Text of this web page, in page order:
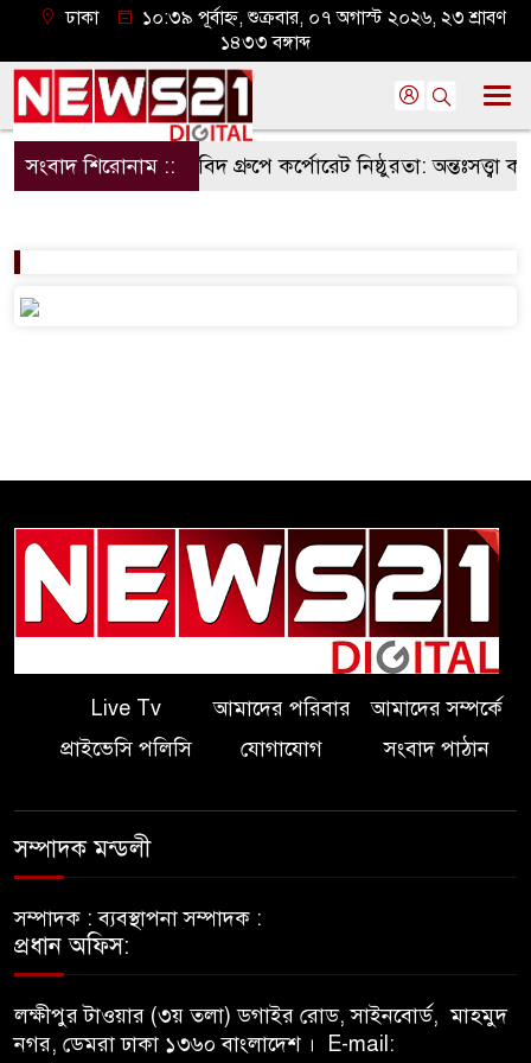
ঢাকা
১০:৩৯ পূর্বাহ্ন, শুক্রবার, ০৭ অগাস্ট ২০২৬, ২৩ শ্রাবণ
১৪৩৩ বঙ্গাব্দ
সংবাদ শিরোনাম ::কৃষিবিদ গ্রুপে কর্পোরেট নিষ্ঠুরতা: অন্তঃসত্ত্বা
Live Tv আমাদের পরিবার
আমাদের সম্পর্কে
প্রাইভেসি পলিসি
যোগাযোগ সংবাদ পাঠান
সম্পাদক মন্ডলী
সম্পাদক :ব্যবস্থাপনা সম্পাদক :
প্রধান অফিস:
লক্ষীপুর টাওয়ার (৩য় তলা) ডগাইর রোড, সাইনবোর্ড, মাহমুদ
নগর, ডেমরা ঢাকা ১৩৬০ বাংলাদেশ ।
E-mail: